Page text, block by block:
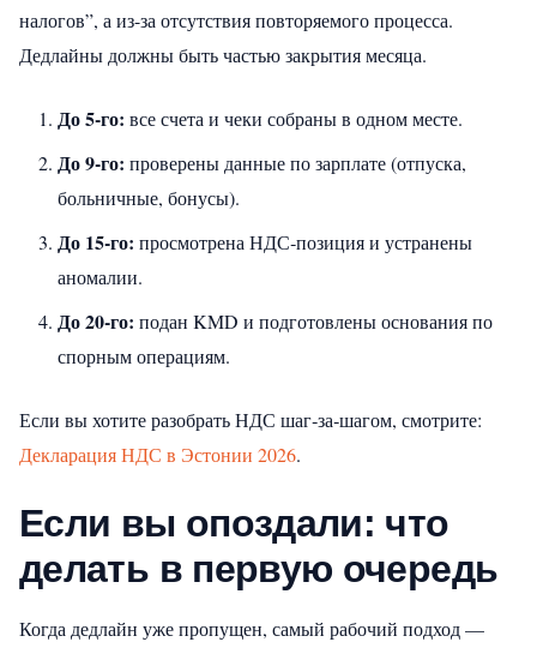
налогов”, а из-за отсутствия повторяемого процесса.
Дедлайны должны быть частью закрытия месяца.
До 5‑го: все счета и чеки собраны в одном месте.
До 9‑го: проверены данные по зарплате (отпуска,
больничные, бонусы).
До 15‑го: просмотрена НДС‑позиция и устранены
аномалии.
До 20‑го: подан KMD и подготовлены основания по
спорным операциям.
Если вы хотите разобрать НДС шаг‑за‑шагом, смотрите:
Декларация НДС в Эстонии 2026.
Если вы опоздали: что
делать в первую очередь
Когда дедлайн уже пропущен, самый рабочий подход —